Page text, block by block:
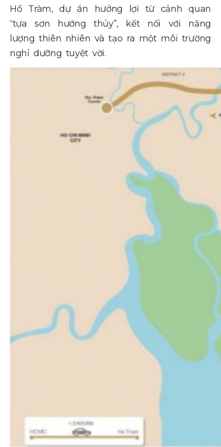
Hồ Tràm, dự án hưởng lợi từ cảnh quan
“tựa sơn hướng thủy”, kết nối với năng
lượng thiên nhiên và tạo ra một môi trường
nghỉ dưỡng tuyệt vời.